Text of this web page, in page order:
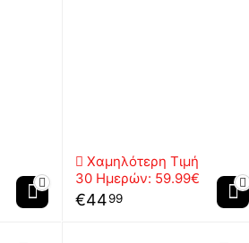
Χαμηλότερη Τιμή
30 Ημερών: 59.99€
€4499